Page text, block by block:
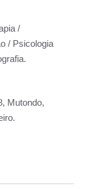
/
/ Psicologia
Mutondo,